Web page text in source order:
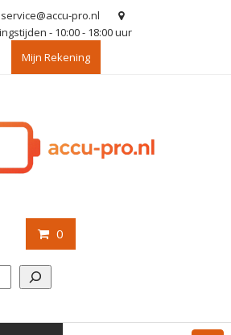
service@accu-pro.nl
- 10:00 - 18:00 uur
Mijn Rekening
0
Zoeken